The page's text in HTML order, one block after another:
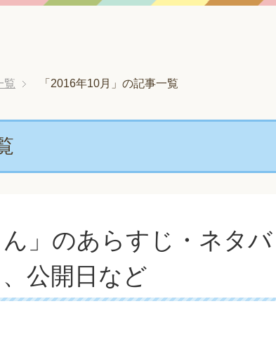
覧 「2016年10月」の記事一覧
」のあらすじ・ネタバ
公開日など